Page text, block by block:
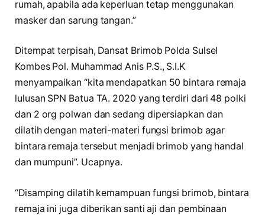
rumah, apabila ada keperluan tetap menggunakan
masker dan sarung tangan.”
Ditempat terpisah, Dansat Brimob Polda Sulsel
Kombes Pol. Muhammad Anis P.S., S.I.K
menyampaikan “kita mendapatkan 50 bintara remaja
lulusan SPN Batua TA. 2020 yang terdiri dari 48 polki
dan 2 org polwan dan sedang dipersiapkan dan
dilatih dengan materi-materi fungsi brimob agar
bintara remaja tersebut menjadi brimob yang handal
dan mumpuni”. Ucapnya.
“Disamping dilatih kemampuan fungsi brimob, bintara
remaja ini juga diberikan santi aji dan pembinaan